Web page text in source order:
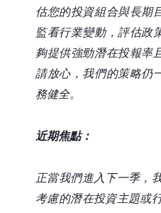
估您的投資組合與長期
監看行業變動，評估政
夠提供強勁潛在投報率
請放心，我們的策略仍
務健全。
近期焦點：
正當我們進入下一季，
考慮的潛在投資主題或